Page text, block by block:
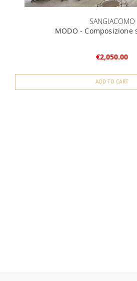
SANGIACOMO
MODO - Composizione
€2,050.00
ADD TO CART